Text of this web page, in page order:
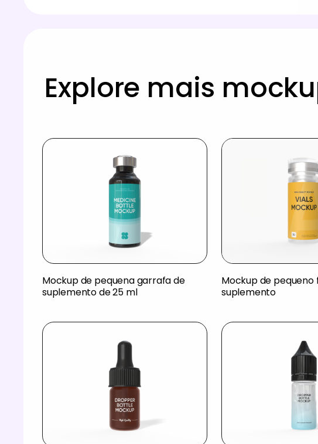
Explore mais
Mockup de pequena garrafa de
suplemento de 25 ml
Mockup de pequeno
suplemento